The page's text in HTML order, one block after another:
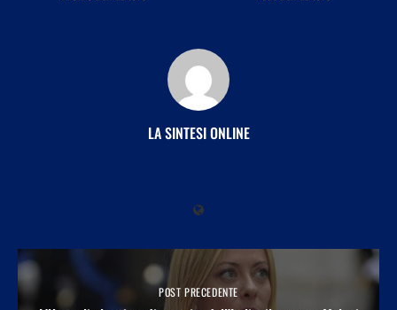
LA SINTESI ONLINE
POST PRECEDENTE